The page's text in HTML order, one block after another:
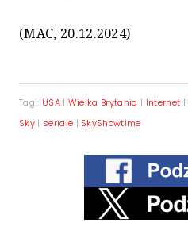
(MAC, 20.12.2024)
Tagi: USA | Wielka Brytania | Internet |
Sky| seriale | SkyShowtime